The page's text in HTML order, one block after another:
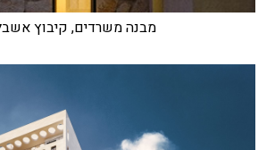
מבנה משרדים, קיבוץ